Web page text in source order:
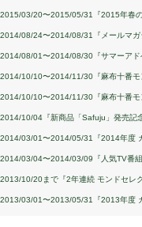
2015/03/20〜2015/05/31『2015年春
2014/08/24〜2014/08/31『メールマガ
2014/08/01〜2014/08/30『サマーアド
2014/10/10〜2014/11/30『麻布十番モ
2014/10/10〜2014/11/30『麻布十番モ
2014/10/04『新商品「Safuju」発売記
2014/03/01〜2014/05/31『2014年度
2014/03/04〜2014/03/09『人気TV番
2013/10/20まで『2年連続 モンドセレ
2013/03/01〜2013/05/31『2013年度